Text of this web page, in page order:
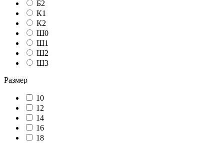
Б2
К1
К2
Ш0
Ш1
Ш2
Ш3
Размер
10
12
14
16
18